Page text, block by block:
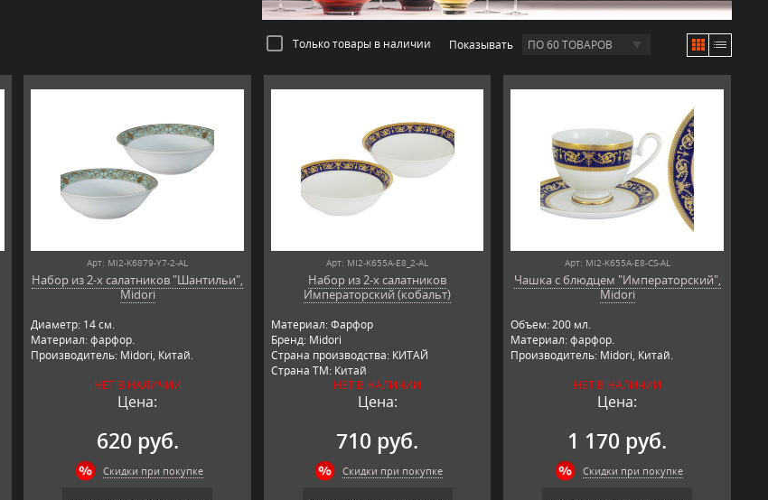
Только товары в наличии Показывать ПО 60 ТОВАРОВ
Арт: MI2-K6879-Y7-2-AL
Набор из 2-х салатников "Шантильи",
Midori
Диаметр: 14 см.
Материал: фарфор.
Производитель: Midori, Китай.
НЕТ В НАЛИЧИИ
Цена:
620 руб.
Скидки при покупке
Арт: MI2-K655A-E8_2-AL
Набор из 2-х салатников
Императорский (кобальт)
Материал: Фарфор
Бренд: Midori
Страна производства: КИТАЙ
Страна ТМ: Китай
НЕТ В НАЛИЧИИ
Цена:
710 руб.
Скидки при покупке
Арт: MI2-K655A-E8-CS-AL
Чашка с блюдцем "Императорский",
Midori
Объем: 200 мл.
Материал: фарфор.
Производитель: Midori, Китай.
НЕТ В НАЛИЧИИ
Цена:
1 170 руб.
Скидки при покупке